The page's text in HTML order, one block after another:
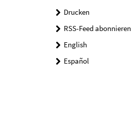
Drucken
RSS-Feed abonnieren
English
Español